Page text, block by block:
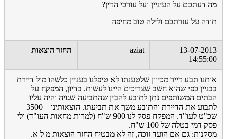
מה דעתכם על העיניין ועל עורכי הדין?
תודה על עזרתכם ולילה טוב מחיפה
13-07-2013
14:55:00
aziat החזר הוצאות
אותנו תבע דייר מכיוון שלטענתו לא טיפלנו בעניין כלשהו מול דיירת
בבניין כפי שהוא חשב שצריכים היינו לעשות. בדיון, המפקח על
הבתים המשותפים נתן לתובע להבין שהתביעה שגויה והיה עליו
לתבוע את הדיירת והתובע משך את תביעתו. הוצאותינו – 3500
שכ"ט לעו"ד. המפקח פסק לנו 900 ש"ח (למרות מחאות העו"ד) ולי
פסק דמי בטלה של 100 ש"ח.
מסקנות: גם אם הועד זוכה, זה לא מבטיח החזר הוצאות מ ל א.